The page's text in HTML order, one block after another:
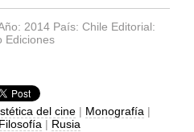
2014 País: Chile Editorial:
Ediciones
del cine | Monografía |
| Rusia